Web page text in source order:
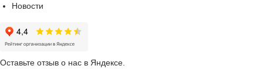
Новости
Оставьте отзыв о нас в Яндексе.